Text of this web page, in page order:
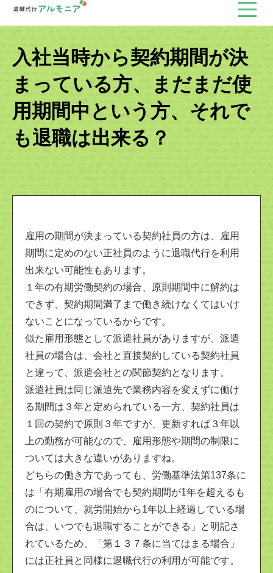
入社当時から契約期間が決
まっている方、まだまだ使
用期間中という方、それで
も退職は出来る？
雇用の期間が決まっている契約社員の方は、雇用
期間に定めのない正社員のように退職代行を利用
出来ない可能性もあります。
１年の有期労働契約の場合、原則期間中に解約は
できず、契約期間満了まで働き続けなくてはいけ
ないことになっているからです。
似た雇用形態として派遣社員がありますが、派遣
社員の場合は、会社と直接契約している契約社員
と違って、派遣会社との関節契約となります。
派遣社員は同じ派遣先で業務内容を変えずに働け
る期間は３年と定められている一方、契約社員は
１回の契約で原則３年ですが、更新すれば３年以
上の勤務が可能なので、雇用形態や期間の制限に
ついては大きな違いがありますね。
どちらの働き方であっても、労働基準法第137条に
は「有期雇用の場合でも契約期間が1年を超えるも
のについて、就労開始から1年以上経過している場
合は、いつでも退職することができる」と明記さ
れているため、「第１３７条に当てはまる場合」
には正社員と同様に退職代行の利用が可能です。